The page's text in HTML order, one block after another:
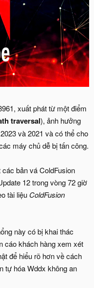
xuất phát từ một điểm
traversal), ảnh hưởng
và 2021 và có thể cho
máy chủ dễ bị tấn công.
bản vá ColdFusion
12 trong vòng 72 giờ
tài liệu ColdFusion
này có bị khai thác
cáo khách hàng xem xét
để hiểu rõ hơn về cách
tự hóa Wddx không an